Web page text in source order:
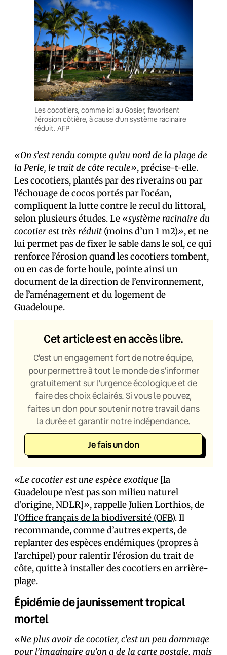
Les cocotiers, comme ici au Gosier, favorisent
l’érosion côtière, à cause d’un système racinaire
réduit. AFP
«On s’est rendu compte qu’au nord de la plage de
la Perle, le trait de côte recule», précise-t-elle.
Les cocotiers, plantés par des riverains ou par
l’échouage de cocos portés par l’océan,
compliquent la lutte contre le recul du littoral,
selon plusieurs études. Le «système racinaire du
cocotier est très réduit (moins d’un 1 m2)», et ne
lui permet pas de fixer le sable dans le sol, ce qui
renforce l’érosion quand les cocotiers tombent,
ou en cas de forte houle, pointe ainsi un
document de la direction de l’environnement,
de l’aménagement et du logement de
Guadeloupe.
Cet article est en accès libre.
C’est un engagement fort de notre équipe,
pour permettre à tout le monde de s’informer
gratuitement sur l’urgence écologique et de
faire des choix éclairés. Si vous le pouvez,
faites un don pour soutenir notre travail dans
la durée et garantir notre indépendance.
Je fais un don
«Le cocotier est une espèce exotique [la
Guadeloupe n’est pas son milieu naturel
d’origine, NDLR]», rappelle Julien Lorthios, de
l’Office français de la biodiversité (OFB). Il
recommande, comme d’autres experts, de
replanter des espèces endémiques (propres à
l’archipel) pour ralentir l’érosion du trait de
côte, quitte à installer des cocotiers en arrière-
plage.
Épidémie de jaunissement tropical
mortel
«Ne plus avoir de cocotier, c’est un peu dommage
pour l’imaginaire qu’on a de la carte postale, mais